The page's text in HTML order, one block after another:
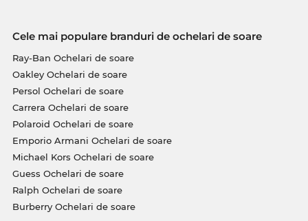
Cele mai populare branduri de ochelari de soare
Ray-Ban Ochelari de soare
Oakley Ochelari de soare
Persol Ochelari de soare
Carrera Ochelari de soare
Polaroid Ochelari de soare
Emporio Armani Ochelari de soare
Michael Kors Ochelari de soare
Guess Ochelari de soare
Ralph Ochelari de soare
Burberry Ochelari de soare